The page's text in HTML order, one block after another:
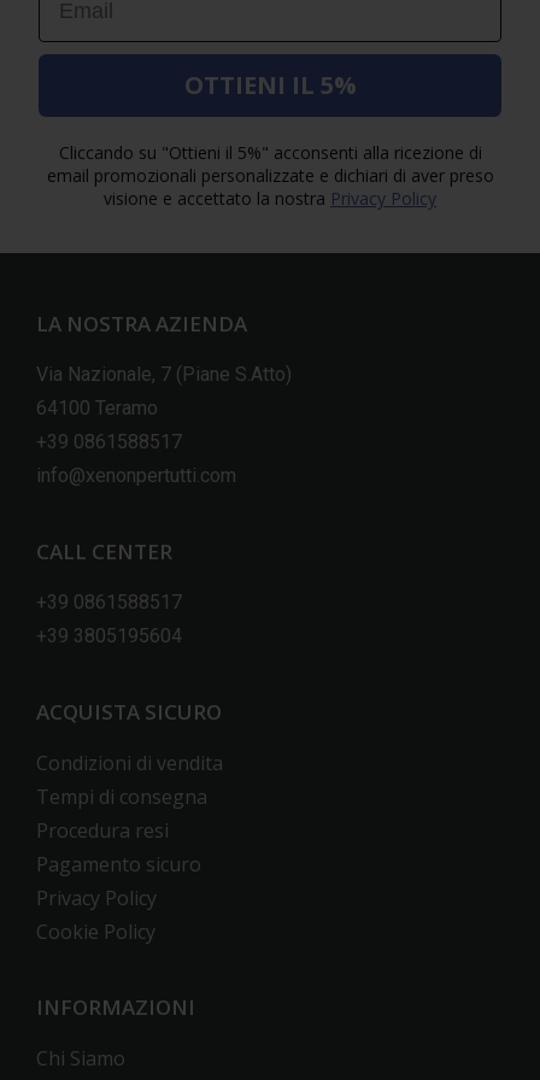
OTTIENI IL 5%
Cliccando su "Ottieni il 5%" acconsenti alla ricezione di
email promozionali personalizzate e dichiari di aver preso
visione e accettato la nostra Privacy Policy
LA NOSTRA AZIENDA
Via Nazionale, 7 (Piane S.Atto)
64100 Teramo
+39 0861588517
info@xenonpertutti.com
CALL CENTER
+39 0861588517
+39 3805195604
ACQUISTA SICURO
Condizioni di vendita
Tempi di consegna
Procedura resi
Pagamento sicuro
Privacy Policy
Cookie Policy
INFORMAZIONI
Chi Siamo